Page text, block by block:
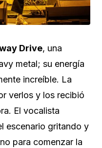
Drive, una
metal; su energía
increíble. La
verlos y los recibió
El vocalista
escenario gritando y
para comenzar la